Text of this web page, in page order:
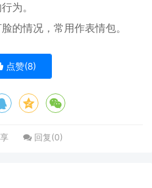
为。
的情况，常用作表情包。
点赞(8)
回复(0)